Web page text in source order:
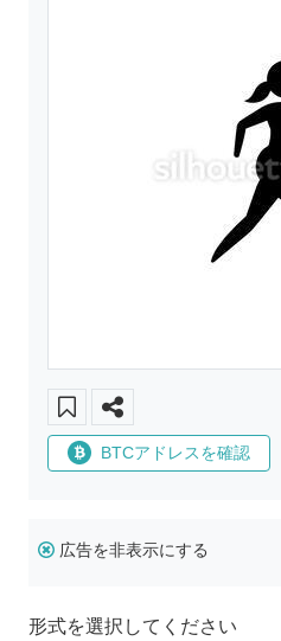
BTCアドレスを確認
広告を非表示にする
形式を選択してください